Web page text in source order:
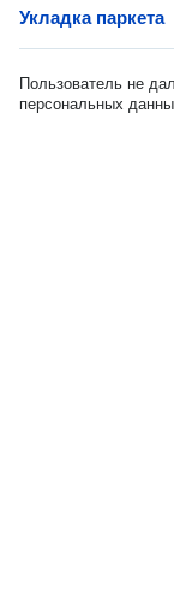
Укладка паркета
Пользователь не
персональных